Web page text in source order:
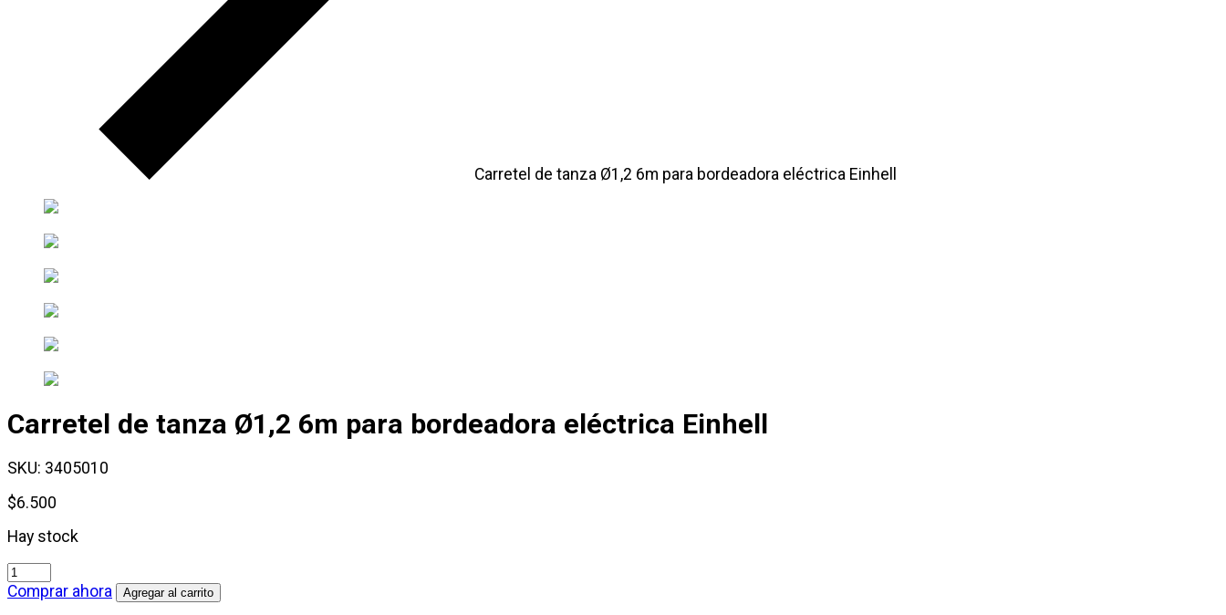
Carretel de tanza Ø1,2 6m para bordeadora eléctrica Einhell
Carretel de tanza Ø1,2 6m para bordeadora eléctrica Einhell
SKU: 3405010
$6.500
Hay stock
Carretel
de
Comprar ahora Agregar al carrito